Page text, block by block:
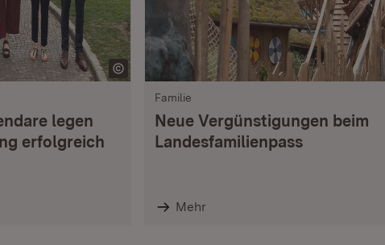
legen
erfolgreich
Familie
Neue Vergünstigungen beim
Landesfamilienpass
Mehr